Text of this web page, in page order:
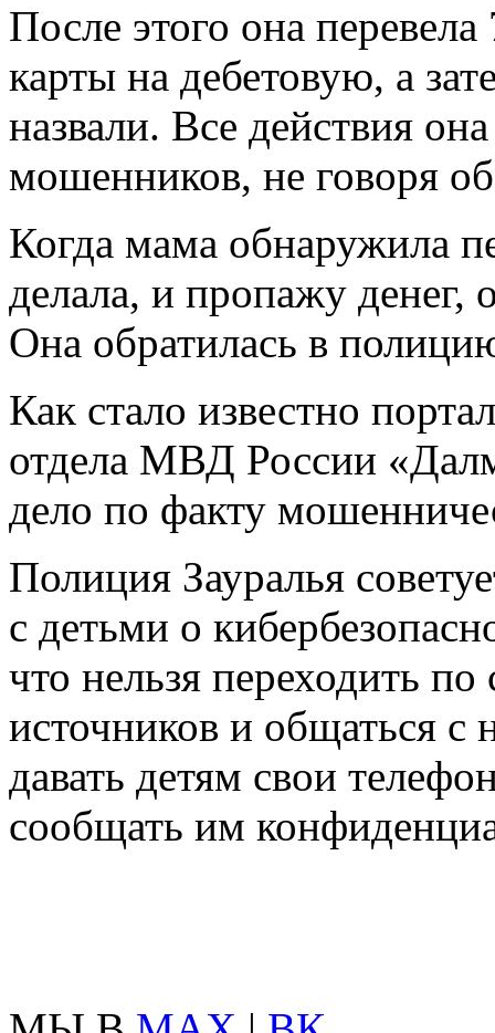
После этого она
карты на дебетовую, а
назвали. Все действия
мошенников, не говоря
Когда мама обнаружила
делала, и пропажу денег,
Она обратилась в
Как стало известно
отдела МВД России
дело по факту
Полиция Зауралья
с детьми о
что нельзя переходить
источников и общаться с
давать детям свои
сообщать им